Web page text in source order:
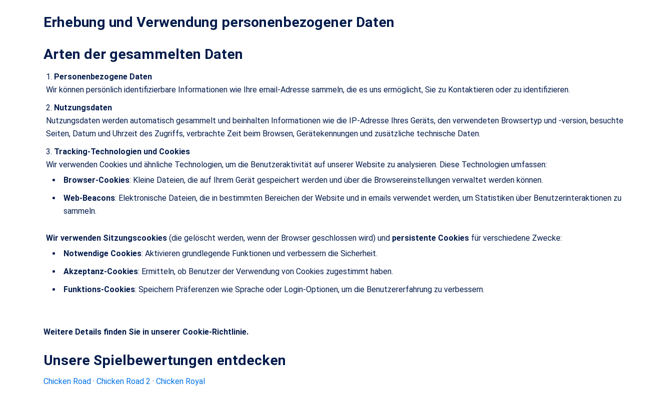
Erhebung und Verwendung personenbezogener Daten
Arten der gesammelten Daten
Personenbezogene Daten
Wir können persönlich identifizierbare Informationen wie Ihre email-Adresse sammeln, die es uns ermöglicht, Sie zu Kontaktieren oder zu identifizieren.
Nutzungsdaten
Nutzungsdaten werden automatisch gesammelt und beinhalten Informationen wie die IP-Adresse Ihres Geräts, den verwendeten Browsertyp und -version, besuchte
Seiten, Datum und Uhrzeit des Zugriffs, verbrachte Zeit beim Browsen, Gerätekennungen und zusätzliche technische Daten.
Tracking-Technologien und Cookies
Wir verwenden Cookies und ähnliche Technologien, um die Benutzeraktivität auf unserer Website zu analysieren. Diese Technologien umfassen:
Browser-Cookies: Kleine Dateien, die auf Ihrem Gerät gespeichert werden und über die Browsereinstellungen verwaltet werden können.
Web-Beacons: Elektronische Dateien, die in bestimmten Bereichen der Website und in emails verwendet werden, um Statistiken über Benutzerinteraktionen zu
sammeln.
Wir verwenden Sitzungscookies (die gelöscht werden, wenn der Browser geschlossen wird) und persistente Cookies für verschiedene Zwecke:
Notwendige Cookies: Aktivieren grundlegende Funktionen und verbessern die Sicherheit.
Akzeptanz-Cookies: Ermitteln, ob Benutzer der Verwendung von Cookies zugestimmt haben.
Funktions-Cookies: Speichern Präferenzen wie Sprache oder Login-Optionen, um die Benutzererfahrung zu verbessern.
Weitere Details finden Sie in unserer Cookie-Richtlinie.
Unsere Spielbewertungen entdecken
Chicken Road · Chicken Road 2 · Chicken Royal